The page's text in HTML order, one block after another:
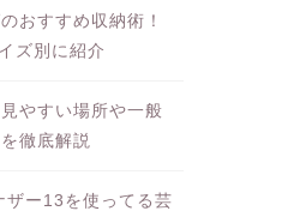
おすすめ収納術！
ズ別に紹介
やすい場所や一般
徹底解説
ザー13を使ってる芸